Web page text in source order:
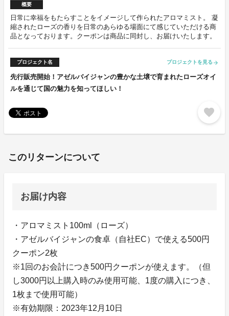
概要
日常に幸福をもたらすことをイメージして作られたアロマミスト。 凝
縮されたローズの香りを日常のあらゆる場面にて感じていただける商
品となっております。クーポンは商品に同封し、お届けいたします。
プロジェクト名 プロジェクトを見る arrow_forward
先行販売開始！アゼルバイジャンの豊かな土壌で育まれたローズオイ
ルを通じて国の魅力を知ってほしい！
favorite
このリターンについて
お届け内容
・アロマミスト100ml（ローズ）
・アゼルバイジャンの食卓（自社EC）で使える500円
クーポン2枚
※1回のお会計につき500円クーポンが使えます。（但
し3000円以上購入時のみ使用可能、1度の購入につき、
1枚まで使用可能）
※有効期限：2023年12月10日